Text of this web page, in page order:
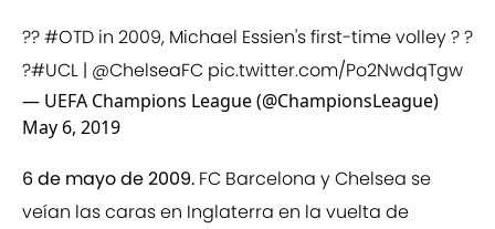
??#OTD in 2009, Michael Essien's first-time volley ? ?
?#UCL | @ChelseaFC pic.twitter.com/Po2NwdqTgw
— UEFA Champions League (@ChampionsLeague)
May 6, 2019
6 de mayo de 2009. FC Barcelona y Chelsea se
veían las caras en Inglaterra en la vuelta de